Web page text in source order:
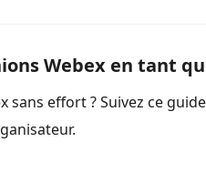
Webex en tant
effort ? Suivez ce